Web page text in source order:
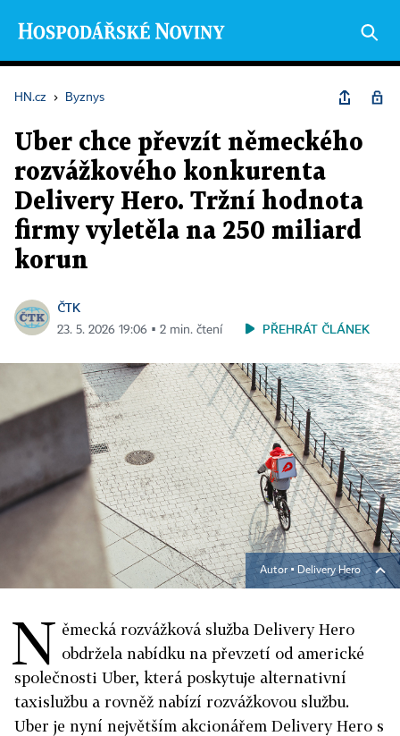
HN.cz › Byznys
Uber chce převzít německého
rozvážkového konkurenta
Delivery Hero. Tržní hodnota
firmy vyletěla na 250 miliard
korun
ČTK
23. 5. 2026 19:06 ▪ 2 min. čtení PŘEHRÁT ČLÁNEK
Autor ▪ Delivery Hero
N ěmecká rozvážková služba Delivery Hero
obdržela nabídku na převzetí od americké
společnosti Uber, která poskytuje alternativní
taxislužbu a rovněž nabízí rozvážkovou službu.
Uber je nyní největším akcionářem Delivery Hero s